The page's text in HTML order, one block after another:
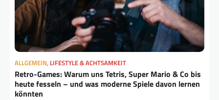
ALLGEMEIN, LIFESTYLE & ACHTSAMKEIT
Retro-Games: Warum uns Tetris, Super Mario & Co bis
heute fesseln – und was moderne Spiele davon lernen
könnten